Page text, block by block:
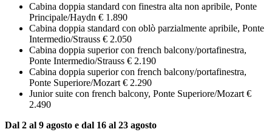
Cabina doppia standard con finestra alta non apribile, Ponte
Principale/Haydn € 1.890
Cabina doppia standard con oblò parzialmente apribile, Ponte
Intermedio/Strauss € 2.050
Cabina doppia superior con french balcony/portafinestra,
Ponte Intermedio/Strauss € 2.190
Cabina doppia superior con french balcony/portafinestra,
Ponte Superiore/Mozart € 2.290
Junior suite con french balcony, Ponte Superiore/Mozart €
2.490
Dal 2 al 9 agosto e dal 16 al 23 agosto